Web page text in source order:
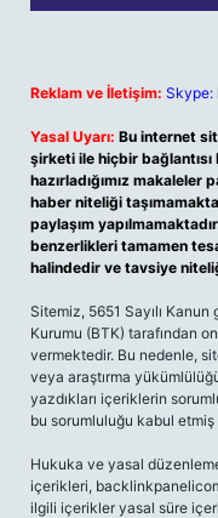
Reklam ve İletişim: Skype:
Yasal Uyarı: Bu internet
şirketi ile hiçbir
hazırladığımız makaleler
haber niteliği
paylaşım
benzerlikleri tamamen
halindedir ve tavsiye
Sitemiz, 5651 Sayılı
Kurumu (BTK) tarafından
vermektedir. Bu nedenle,
veya araştırma
yazdıkları içeriklerin
bu sorumluluğu kabul etmiş
Hukuka ve yasal
içerikleri,
ilgili içerikler yasal süre